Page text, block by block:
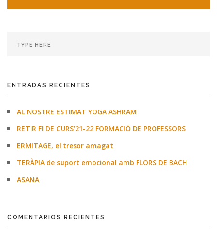
ENTRADAS RECIENTES
AL NOSTRE ESTIMAT YOGA ASHRAM
RETIR FI DE CURS’21-22 FORMACIÓ DE PROFESSORS
ERMITAGE, el tresor amagat
TERÀPIA de suport emocional amb FLORS DE BACH
ASANA
COMENTARIOS RECIENTES